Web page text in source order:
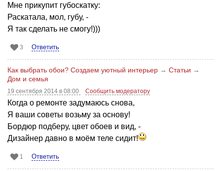
Мне прикупит губоскатку:
Раскатала, мол, губу, -
Я так сделать не смогу!)))
3 Ответить
Как выбрать обои? Создаем уютный интерьер → Статьи →
Дом и семья
19 сентября 2014 в 08:00 Сообщить модератору
Когда о ремонте задумаюсь снова,
Я ваши советы возьму за основу!
Бордюр подберу, цвет обоев и вид, -
Дизайнер давно в моём теле сидит!
1 Ответить